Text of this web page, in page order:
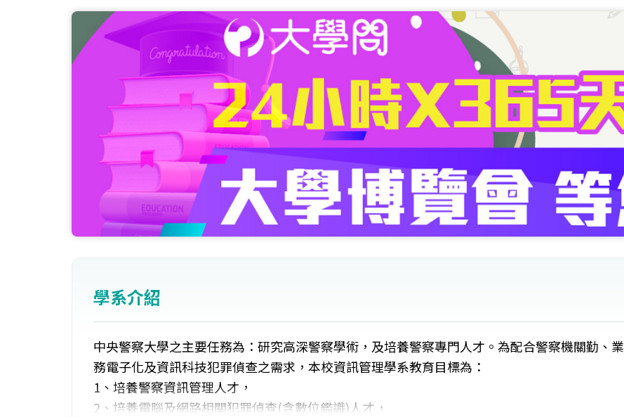
學系介紹
中央警察大學之主要任務為：研究高深警察學術，及培養警察專門人才。為配合警察機關勤、業
務電子化及資訊科技犯罪偵查之需求，本校資訊管理學系教育目標為：
1、培養警察資訊管理人才，
2、培養電腦及網路相關犯罪偵查(含數位鑑識)人才，